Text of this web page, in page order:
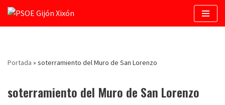
Saltar
Portada » soterramiento del Muro de San Lorenzo
soterramiento del Muro de San Lorenzo